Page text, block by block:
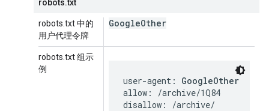
robots.txt
robots.txt 中的
用户代理令牌
GoogleOther
robots.txt 组示
例
user-agent: GoogleOther
allow: /archive/1Q84
disallow: /archive/